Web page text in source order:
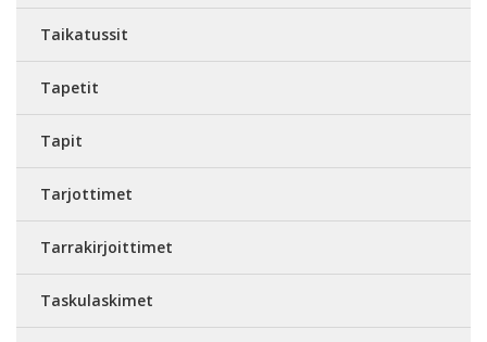
Taikatussit
Tapetit
Tapit
Tarjottimet
Tarrakirjoittimet
Taskulaskimet